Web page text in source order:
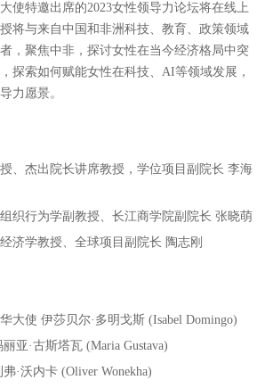
大使特邀出席的2023女性领导力论坛将在线上
将与来自中国和非洲科技、教育、政策领域
，聚焦中非，探讨女性在当今经济格局中突
探索如何赋能女性在科技、AI等领域发展，
力愿景。
、杰出院长讲席教授，学位项目副院长 李海
织行为学副教授、长江商学院副院长 张晓萌
济学教授、全球项目副院长 陶志刚
大使 伊莎贝尔·多明戈斯 (Isabel Domingo)
亚·古斯塔瓦 (Maria Gustava)
·沃内卡 (Oliver Wonekha)